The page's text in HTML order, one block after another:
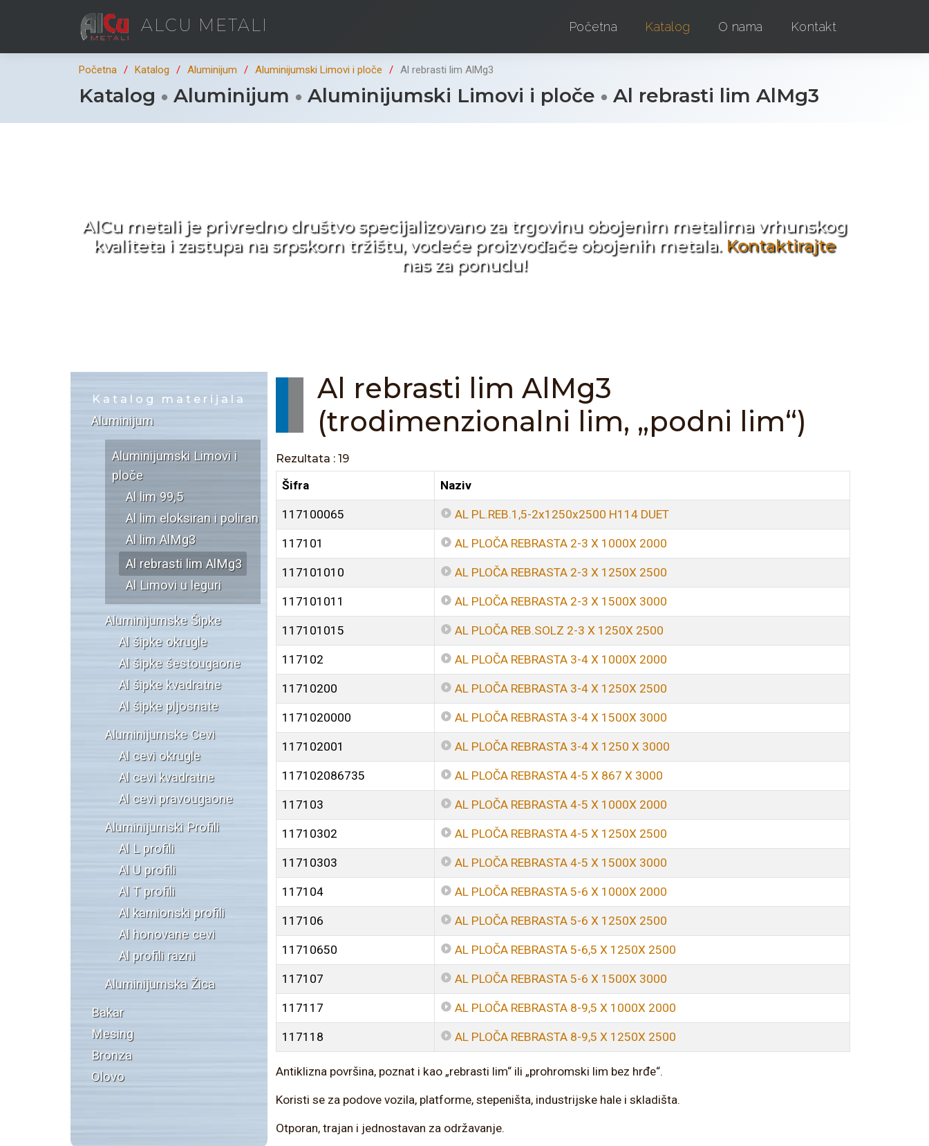
ALCU METALI Početna Katalog O nama Kontakt
Početna Katalog Aluminijum Aluminijumski Limovi i ploče Al rebrasti lim AlMg3
Katalog Aluminijum Aluminijumski Limovi i ploče Al rebrasti lim AlMg3
AlCu metali je privredno društvo specijalizovano za trgovinu obojenim metalima vrhunskog
kvaliteta i zastupa na srpskom tržištu, vodeće proizvođače obojenih metala. Kontaktirajte
nas za ponudu!
Katalog materijala
Aluminijum
Aluminijumski Limovi i
ploče
Al lim 99,5
Al lim eloksiran i poliran
Al lim AlMg3
Al rebrasti lim AlMg3
Al Limovi u leguri
Aluminijumske Šipke
Al šipke okrugle
Al šipke šestougaone
Al šipke kvadratne
Al šipke pljosnate
Aluminijumske Cevi
Al cevi okrugle
Al cevi kvadratne
Al cevi pravougaone
Aluminijumski Profili
Al L profili
Al U profili
Al T profili
Al kamionski profili
Al honovane cevi
Al profili razni
Aluminijumska Žica
Bakar
Mesing
Bronza
Olovo
Al rebrasti lim AlMg3
(trodimenzionalni lim, „podni lim“)
Rezultata : 19
Šifra Naziv
117100065 AL PL.REB.1,5-2x1250x2500 H114 DUET
117101 AL PLOČA REBRASTA 2-3 X 1000X 2000
117101010 AL PLOČA REBRASTA 2-3 X 1250X 2500
117101011 AL PLOČA REBRASTA 2-3 X 1500X 3000
117101015 AL PLOČA REB.SOLZ 2-3 X 1250X 2500
117102 AL PLOČA REBRASTA 3-4 X 1000X 2000
11710200 AL PLOČA REBRASTA 3-4 X 1250X 2500
1171020000 AL PLOČA REBRASTA 3-4 X 1500X 3000
117102001 AL PLOČA REBRASTA 3-4 X 1250 X 3000
117102086735 AL PLOČA REBRASTA 4-5 X 867 X 3000
117103 AL PLOČA REBRASTA 4-5 X 1000X 2000
11710302 AL PLOČA REBRASTA 4-5 X 1250X 2500
11710303 AL PLOČA REBRASTA 4-5 X 1500X 3000
117104 AL PLOČA REBRASTA 5-6 X 1000X 2000
117106 AL PLOČA REBRASTA 5-6 X 1250X 2500
11710650 AL PLOČA REBRASTA 5-6,5 X 1250X 2500
117107 AL PLOČA REBRASTA 5-6 X 1500X 3000
117117 AL PLOČA REBRASTA 8-9,5 X 1000X 2000
117118 AL PLOČA REBRASTA 8-9,5 X 1250X 2500
Antiklizna površina, poznat i kao „rebrasti lim“ ili „prohromski lim bez hrđe“.
Koristi se za podove vozila, platforme, stepeništa, industrijske hale i skladišta.
Otporan, trajan i jednostavan za održavanje.